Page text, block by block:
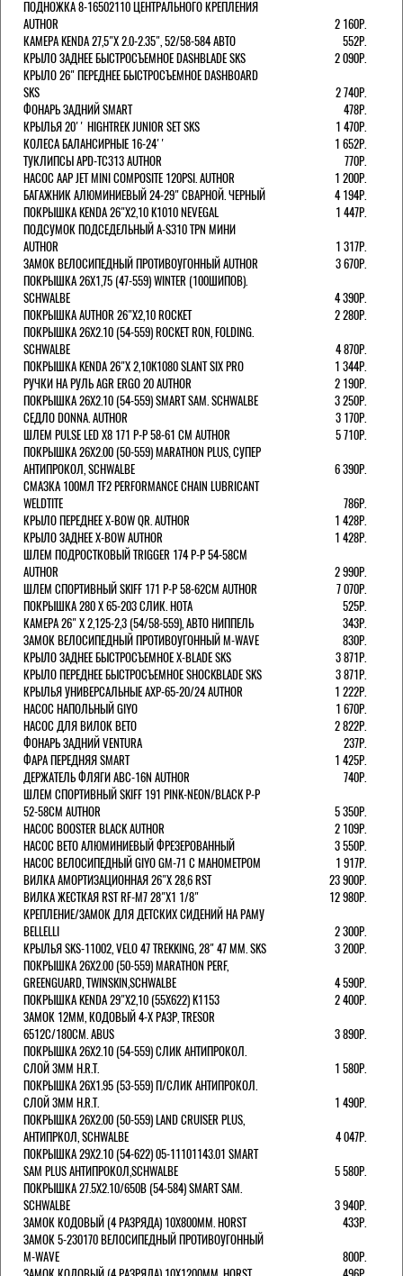
ПОДНОЖКА 8-16502110 ЦЕНТРАЛЬНОГО КРЕПЛЕНИЯ
AUTHOR
2 160Р.
КАМЕРА KENDA 27,5"Х 2.0-2.35", 52/58-584 АВТО
552Р.
КРЫЛО ЗАДНЕЕ БЫСТРОСЪЕМНОЕ DASHBLADE SKS
2 090Р.
КРЫЛО 26" ПЕРЕДНЕЕ БЫСТРОСЪЕМНОЕ DASHBOARD
SKS
2 740Р.
ФОНАРЬ ЗАДНИЙ SMART
478Р.
КРЫЛЬЯ 20'' HIGHTREK JUNIOR SET SKS
1 470Р.
КОЛЕСА БАЛАНСИРНЫЕ 16-24''
1 652Р.
ТУКЛИПСЫ APD-TC313 AUTHOR
770Р.
НАСОС AAP JET MINI COMPOSITE 120PSI. AUTHOR
1 200Р.
БАГАЖНИК АЛЮМИНИЕВЫЙ 24-29" СВАРНОЙ. ЧЕРНЫЙ
4 194Р.
ПОКРЫШКА KENDA 26"Х2,10 K1010 NEVEGAL
1 447Р.
ПОДСУМОК ПОДСЕДЕЛЬНЫЙ A-S310 TPN МИНИ
AUTHOR
1 317Р.
ЗАМОК ВЕЛОСИПЕДНЫЙ ПРОТИВОУГОННЫЙ AUTHOR
3 670Р.
ПОКРЫШКА 26X1,75 (47-559) WINTER (100ШИПОВ).
SCHWALBE
4 390Р.
ПОКРЫШКА AUTHOR 26"Х2,10 ROCKET
2 280Р.
ПОКРЫШКА 26X2.10 (54-559) ROCKET RON, FOLDING.
SCHWALBE
4 870Р.
ПОКРЫШКА KENDA 26"Х 2,10K1080 SLANT SIX PRO
1 344Р.
РУЧКИ НА РУЛЬ AGR ERGO 20 AUTHOR
2 190Р.
ПОКРЫШКА 26X2.10 (54-559) SMART SAM. SCHWALBE
3 250Р.
СЕДЛО DONNA. AUTHOR
3 170Р.
ШЛЕМ PULSE LED X8 171 Р-Р 58-61 СМ AUTHOR
5 710Р.
ПОКРЫШКА 26X2.00 (50-559) MARATHON PLUS, СУПЕР
АНТИПРОКОЛ, SCHWALBE
6 390Р.
СМАЗКА 100МЛ TF2 PERFORMANCE CHAIN LUBRICANT
WELDTITE
786Р.
КРЫЛО ПЕРЕДНЕЕ X-BOW QR. AUTHOR
1 428Р.
КРЫЛО ЗАДНЕЕ X-BOW AUTHOR
1 428Р.
ШЛЕМ ПОДРОСТКОВЫЙ TRIGGER 174 Р-Р 54-58СМ
AUTHOR
2 990Р.
ШЛЕМ СПОРТИВНЫЙ SKIFF 171 Р-Р 58-62СМ AUTHOR
7 070Р.
ПОКРЫШКА 280 X 65-203 СЛИК. HOTA
525Р.
КАМЕРА 26" X 2,125-2,3 (54/58-559), АВТО НИППЕЛЬ
343Р.
ЗАМОК ВЕЛОСИПЕДНЫЙ ПРОТИВОУГОННЫЙ M-WAVE
830Р.
КРЫЛО ЗАДНЕЕ БЫСТРОСЪЕМНОЕ X-BLADE SKS
3 871Р.
КРЫЛО ПЕРЕДНЕЕ БЫСТРОСЪЕМНОЕ SHOCKBLADE SKS
3 871Р.
КРЫЛЬЯ УНИВЕРСАЛЬНЫЕ AXP-65-20/24 AUTHOR
1 222Р.
НАСОС НАПОЛЬНЫЙ GIYO
1 670Р.
НАСОС ДЛЯ ВИЛОК ВЕТО
2 822Р.
ФОНАРЬ ЗАДНИЙ VENTURA
237Р.
ФАРА ПЕРЕДНЯЯ SMART
1 425Р.
ДЕРЖАТЕЛЬ ФЛЯГИ ABC-16N AUTHOR
740Р.
ШЛЕМ СПОРТИВНЫЙ SKIFF 191 PINK-NEON/BLACK Р-Р
52-58СМ AUTHOR
5 350Р.
НАСОС BOOSTER BLACK AUTHOR
2 109Р.
НАСОС BETO АЛЮМИНИЕВЫЙ ФРЕЗЕРОВАННЫЙ
3 550Р.
НАСОС ВЕЛОСИПЕДНЫЙ GIYO GM-71 С МАНОМЕТРОМ
1 917Р.
ВИЛКА АМОРТИЗАЦИОННАЯ 26"Х 28,6 RST
23 900Р.
ВИЛКА ЖЕСТКАЯ RST RF-M7 28"Х1 1/8"
12 980Р.
КРЕПЛЕНИЕ/ЗАМОК ДЛЯ ДЕТСКИХ СИДЕНИЙ НА РАМУ
BELLELLI
2 300Р.
КРЫЛЬЯ SKS-11002, VELO 47 TREKKING, 28" 47 ММ. SKS
3 200Р.
ПОКРЫШКА 26X2.00 (50-559) MARATHON PERF,
GREENGUARD, TWINSKIN,SCHWALBE
4 590Р.
ПОКРЫШКА KENDA 29"Х2,10 (55X622) K1153
2 400Р.
ЗАМОК 12ММ, КОДОВЫЙ 4-Х РАЗР, TRESOR
6512C/180СМ. ABUS
3 890Р.
ПОКРЫШКА 26X2.10 (54-559) СЛИК АНТИПРОКОЛ.
СЛОЙ 3ММ H.R.T.
1 580Р.
ПОКРЫШКА 26X1.95 (53-559) П/СЛИК АНТИПРОКОЛ.
СЛОЙ 3ММ H.R.T.
1 490Р.
ПОКРЫШКА 26X2.00 (50-559) LAND CRUISER PLUS,
АНТИПРКОЛ, SCHWALBE
4 047Р.
ПОКРЫШКА 29X2.10 (54-622) 05-11101143.01 SMART
SAM PLUS АНТИПРОКОЛ,SCHWALBE
5 580Р.
ПОКРЫШКА 27.5X2.10/650B (54-584) SMART SAM.
SCHWALBE
3 940Р.
ЗАМОК КОДОВЫЙ (4 РАЗРЯДА) 10Х800ММ. HORST
433Р.
ЗАМОК 5-230170 ВЕЛОСИПЕДНЫЙ ПРОТИВОУГОННЫЙ
M-WAVE
800Р.